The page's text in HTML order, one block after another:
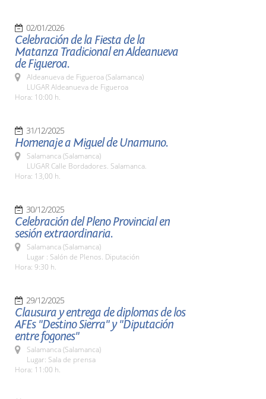
02/01/2026
Celebración de la Fiesta de la
Matanza Tradicional en Aldeanueva
de Figueroa.
Aldeanueva de Figueroa (Salamanca)
LUGAR Aldeanueva de Figueroa
Hora: 10:00 h.
31/12/2025
Homenaje a Miguel de Unamuno.
Salamanca (Salamanca)
LUGAR Calle Bordadores. Salamanca.
Hora: 13,00 h.
30/12/2025
Celebración del Pleno Provincial en
sesión extraordinaria.
Salamanca (Salamanca)
Lugar : Salón de Plenos. Diputación
Hora: 9:30 h.
29/12/2025
Clausura y entrega de diplomas de los
AFEs "Destino Sierra" y "Diputación
entre fogones"
Salamanca (Salamanca)
Lugar: Sala de prensa
Hora: 11:00 h.